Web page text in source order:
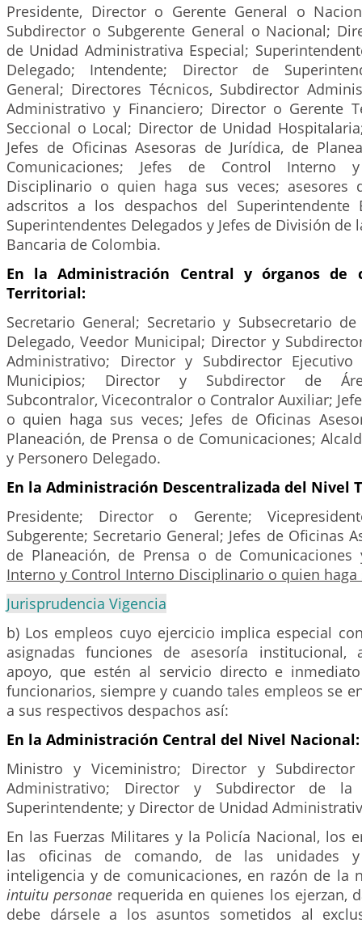
Presidente, Director o Gerente General o
Subdirector o Subgerente General o Nacional;
de Unidad Administrativa Especial;
Delegado; Intendente; Director de
General; Directores Técnicos, Subdirector
Administrativo y Financiero; Director o Gerente
Seccional o Local; Director de Unidad
Jefes de Oficinas Asesoras de Jurídica, de
Comunicaciones; Jefes de Control Interno
Disciplinario o quien haga sus veces; asesores
adscritos a los despachos del
Superintendentes Delegados y Jefes de División de
Bancaria de Colombia.
En la Administración Central y órganos de
Territorial:
Secretario General; Secretario y Subsecretario
Delegado, Veedor Municipal; Director y
Administrativo; Director y Subdirector
Municipios; Director y Subdirector de
Subcontralor, Vicecontralor o Contralor Auxiliar;
o quien haga sus veces; Jefes de Oficinas
Planeación, de Prensa o de Comunicaciones;
y Personero Delegado.
En la Administración Descentralizada del Nivel
Presidente; Director o Gerente;
Subgerente; Secretario General; Jefes de Oficinas
de Planeación, de Prensa o de
Interno y Control Interno Disciplinario o quien haga
Jurisprudencia Vigencia
b) Los empleos cuyo ejercicio implica especial
asignadas funciones de asesoría institucional,
apoyo, que estén al servicio directo e
funcionarios, siempre y cuando tales empleos se
a sus respectivos despachos así:
En la Administración Central del Nivel Nacional:
Ministro y Viceministro; Director y Subdirector
Administrativo; Director y Subdirector de la
Superintendente; y Director de Unidad
En las Fuerzas Militares y la Policía Nacional, los
las oficinas de comando, de las unidades
inteligencia y de comunicaciones, en razón de la
intuitu personae requerida en quienes los ejerzan,
debe dársele a los asuntos sometidos al